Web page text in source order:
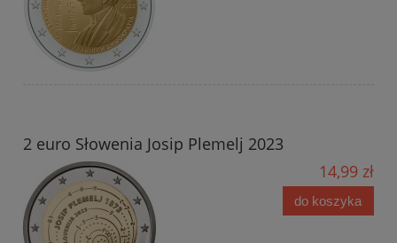
2 euro Słowenia Josip Plemelj 2023
14,99 zł
do koszyka